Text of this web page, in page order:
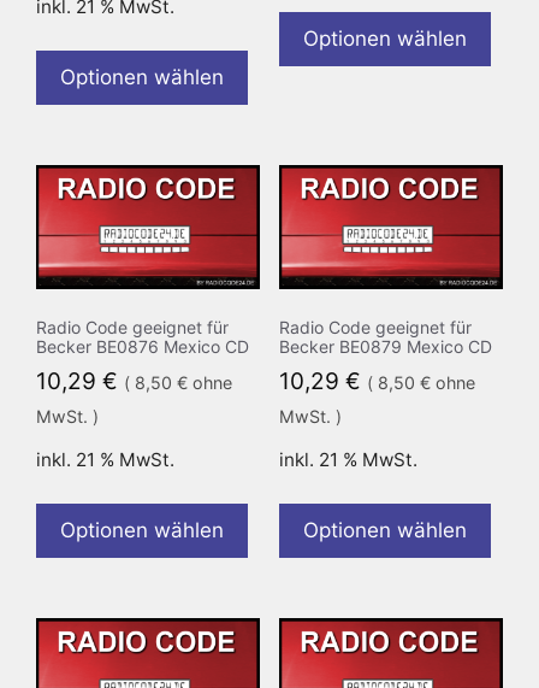
inkl. 21 % MwSt.
Optionen wählen
Optionen wählen
Radio Code geeignet für
Becker BE0876 Mexico CD
10,29 € ( 8,50 € ohne
MwSt. )
inkl. 21 % MwSt.
Optionen wählen
Radio Code geeignet für
Becker BE0879 Mexico CD
10,29 € ( 8,50 €ohne
MwSt. )
inkl. 21 % MwSt.
Optionen wählen